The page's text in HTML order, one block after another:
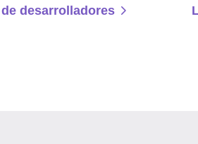
desarrolladores